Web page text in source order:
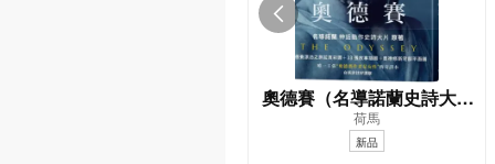
奧德賽（名導諾蘭史詩大片
原著，唯一主張（奧德賽作
者是女性）傳奇譯本）
荷馬
新品